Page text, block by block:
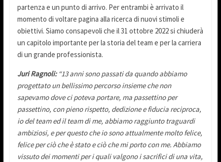
partenza e un punto di arrivo. Per entrambi è arrivato il
momento di voltare pagina alla ricerca di nuovi stimoli e
obiettivi. Siamo consapevoli che il 31 ottobre 2022 si chiuderà
un capitolo importante per la storia del team e per la carriera
di un grande professionista.
Juri Ragnoli: “13 anni sono passati da quando abbiamo
progettato un bellissimo percorso insieme che non
sapevamo dove ci poteva portare, ma passettino per
passettino, con pieno rispetto, dedizione e fiducia reciproca,
io del team ed il team di me, abbiamo raggiunto traguardi
ambiziosi, e per questo che io sono attualmente molto felice,
felice per ciò che è stato e ciò che mi porto con me. Abbiamo
vissuto dei momenti per i quali valgono i sacrifici di una vita,